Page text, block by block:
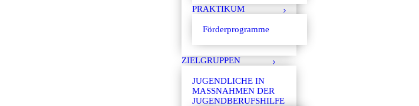
PRAKTIKUM
Förderprogramme
ZIELGRUPPEN
JUGENDLICHE IN
MASSNAHMEN DER J
UGENDBERUFSHILFE